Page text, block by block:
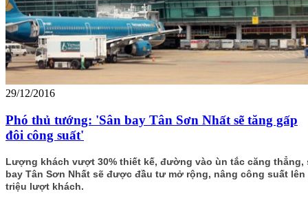
29/12/2016
Phó thủ tướng: 'Sân bay Tân Sơn Nhất sẽ tăng gấp
đôi công suất'
Lượng khách vượt 30% thiết kế, đường vào ùn tắc căng thẳng,
bay Tân Sơn Nhất sẽ được đầu tư mở rộng, nâng công suất lên
triệu lượt khách.